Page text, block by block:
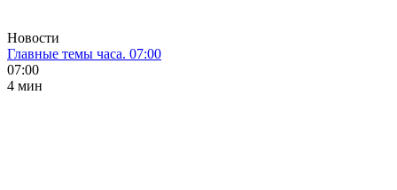
Новости
Главные темы часа. 07:00
07:00
4 мин